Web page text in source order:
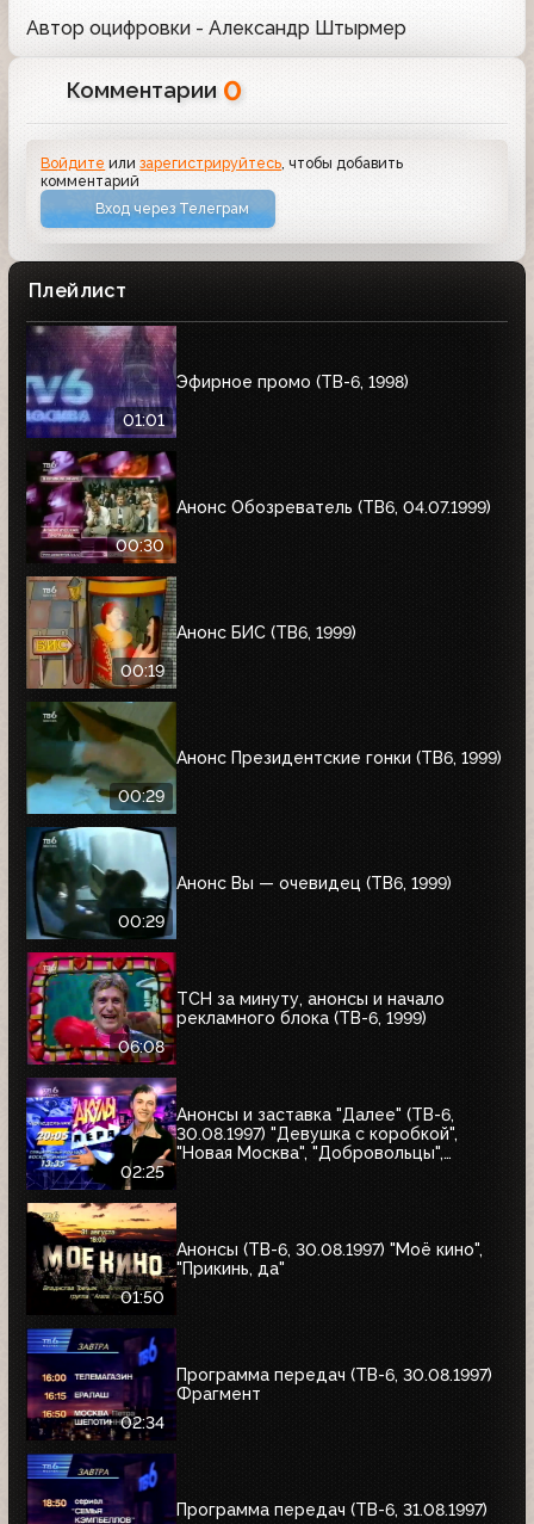
Автор оцифровки - Александр Штырмер
Комментарии 0
Войдите илизарегистрируйтесь, чтобы добавить
комментарий
Вход через Телеграм
Плейлист
01:01
Эфирное промо (ТВ-6, 1998)
00:30
Анонс Обозреватель (ТВ6, 04.07.1999)
00:19
Анонс БИС (ТВ6, 1999)
00:29
Анонс Президентские гонки (ТВ6, 1999)
00:29
Анонс Вы — очевидец (ТВ6, 1999)
06:08
ТСН за минуту, анонсы и начало
рекламного блока (ТВ-6, 1999)
02:25
Анонсы и заставка "Далее" (ТВ-6,
30.08.1997) "Девушка с коробкой",
"Новая Москва", "Добровольцы",
01:50
Анонсы (ТВ-6, 30.08.1997) "Моё кино",
"Прикинь, да"
02:34
Программа передач (ТВ-6, 30.08.1997)
Фрагмент
Программа передач (ТВ-6, 31.08.1997)